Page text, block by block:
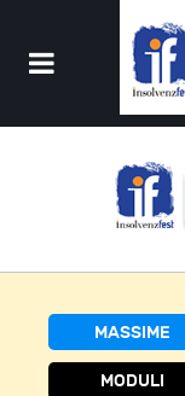
MASSIME
MODULI